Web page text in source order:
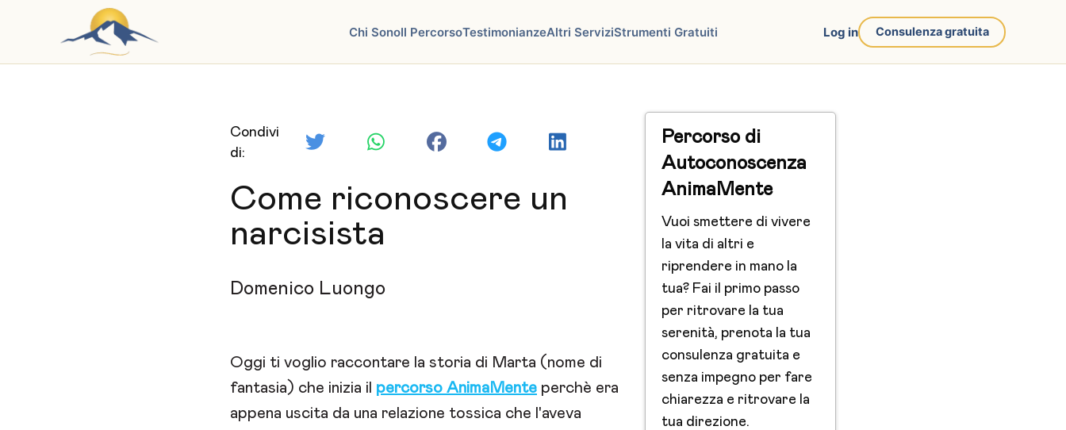
Chi SonoIl PercorsoTestimonianzeAltri ServiziStrumenti Gratuiti Log in Consulenza gratuita
Condivi
di:
Come riconoscere un
narcisista
Domenico Luongo
Oggi ti voglio raccontare la storia di Marta (nome di
fantasia) che inizia il percorso AnimaMente perchè era
appena uscita da una relazione tossica che l'aveva
Percorso di
Autoconoscenza
AnimaMente
Vuoi smettere di vivere
la vita di altri e
riprendere in mano la
tua? Fai il primo passo
per ritrovare la tua
serenità, prenota la tua
consulenza gratuita e
senza impegno per fare
chiarezza e ritrovare la
tua direzione.